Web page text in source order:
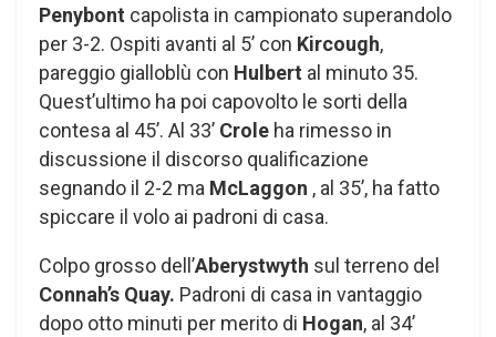
Penybont capolista in campionato superandolo
per 3-2. Ospiti avanti al 5’ con Kircough,
pareggio gialloblù con Hulbert al minuto 35.
Quest’ultimo ha poi capovolto le sorti della
contesa al 45’. Al 33’ Crole ha rimesso in
discussione il discorso qualificazione
segnando il 2-2 ma McLaggon , al 35’, ha fatto
spiccare il volo ai padroni di casa.
Colpo grosso dell’Aberystwyth sul terreno del
Connah’s Quay. Padroni di casa in vantaggio
dopo otto minuti per merito di Hogan, al 34’